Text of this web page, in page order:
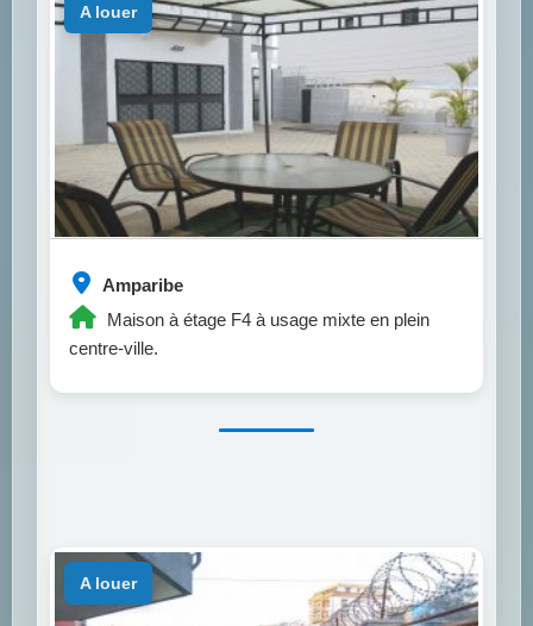
Amparibe
Maison à étage F4 à usage mixte en plein
centre-ville.
a louer
a louer